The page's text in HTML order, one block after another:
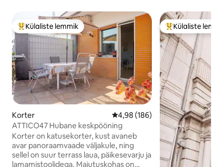
Külaliste suur lemmik
Külaliste lemmik
Korter Keskmine hinnang 4,98/5, 186
4,98 (186)
ATTICO47 Hubane keskpööning
Korter on katusekorter, kust avaneb
avar panoraamvaade väljakule, ning
sellel on suur terrass laua, päikesevarju ja
lamamistoolidega. Majutuskohas on
Külaliste suur
Külaliste